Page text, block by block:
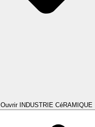
Ouvrir INDUSTRIE CéRAMIQUE